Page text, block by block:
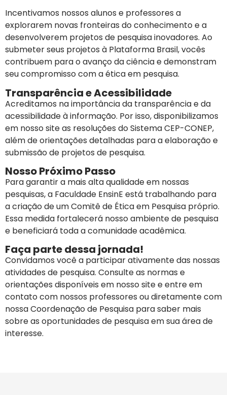
Incentivamos nossos alunos e professores a
explorarem novas fronteiras do conhecimento e a
desenvolverem projetos de pesquisa inovadores. Ao
submeter seus projetos à Plataforma Brasil, vocês
contribuem para o avanço da ciência e demonstram
seu compromisso com a ética em pesquisa.
Transparência e Acessibilidade
Acreditamos na importância da transparência e da
acessibilidade à informação. Por isso, disponibilizamos
em nosso site as resoluções do Sistema CEP-CONEP,
além de orientações detalhadas para a elaboração e
submissão de projetos de pesquisa.
Nosso Próximo Passo
Para garantir a mais alta qualidade em nossas
pesquisas, a Faculdade EnsinE está trabalhando para
a criação de um Comitê de Ética em Pesquisa próprio.
Essa medida fortalecerá nosso ambiente de pesquisa
e beneficiará toda a comunidade acadêmica.
Faça parte dessa jornada!
Convidamos você a participar ativamente das nossas
atividades de pesquisa. Consulte as normas e
orientações disponíveis em nosso site e entre em
contato com nossos professores ou diretamente com
nossa Coordenação de Pesquisa para saber mais
sobre as oportunidades de pesquisa em sua área de
interesse.